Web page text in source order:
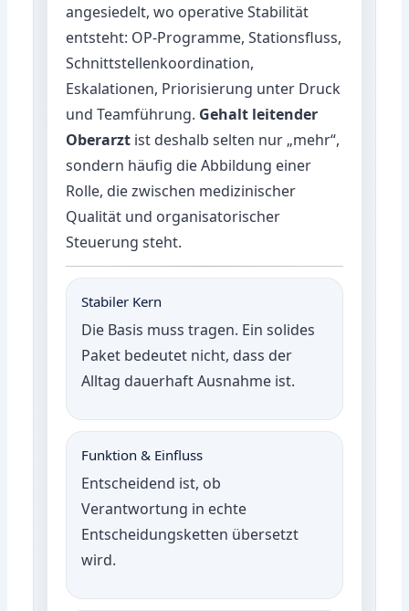
angesiedelt, wo operative Stabilität
entsteht: OP-Programme, Stationsfluss,
Schnittstellenkoordination,
Eskalationen, Priorisierung unter Druck
und Teamführung. Gehalt leitender
Oberarzt ist deshalb selten nur „mehr“,
sondern häufig die Abbildung einer
Rolle, die zwischen medizinischer
Qualität und organisatorischer
Steuerung steht.
Stabiler Kern
Die Basis muss tragen. Ein solides
Paket bedeutet nicht, dass der
Alltag dauerhaft Ausnahme ist.
Funktion & Einfluss
Entscheidend ist, ob
Verantwortung in echte
Entscheidungsketten übersetzt
wird.